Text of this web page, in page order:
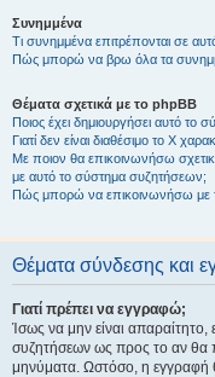
Συνημμένα
Τι συνημμένα επιτρέπονται σε
Πώς μπορώ να βρω όλα τα
Θέματα σχετικά με το phpBB
Ποιος έχει δημιουργήσει αυτό το
Γιατί δεν είναι διαθέσιμο το Χ
Με ποιον θα επικοινωνήσω
με αυτό το σύστημα συζητήσεων;
Πώς μπορώ να επικοινωνήσω με
Θέματα σύνδεσης και
Γιατί πρέπει να εγγραφώ;
Ίσως να μην είναι απαραίτητο,
συζητήσεων ως προς το αν θα
μηνύματα. Ωστόσο, η εγγραφή